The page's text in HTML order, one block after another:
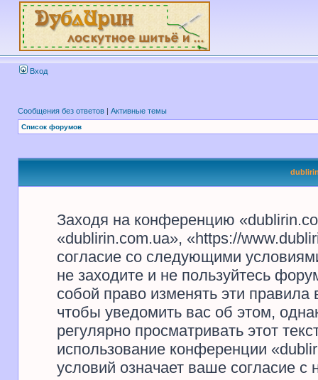
Вход
Сообщения без ответов | Активные темы
Список форумов
Заходя на конференцию
«dublirin.com.ua», «https://
согласие со следующими
не заходите и не пользуйтесь
собой право изменять эти
чтобы уведомить вас об этом,
регулярно просматривать этот
использование конференции
условий означает ваше согласие с